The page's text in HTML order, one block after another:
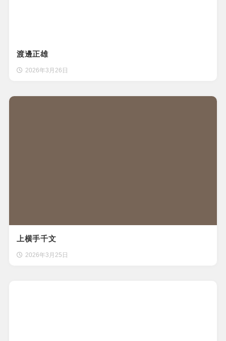
渡邊正雄
2026年3月26日
上横手千文
2026年3月25日